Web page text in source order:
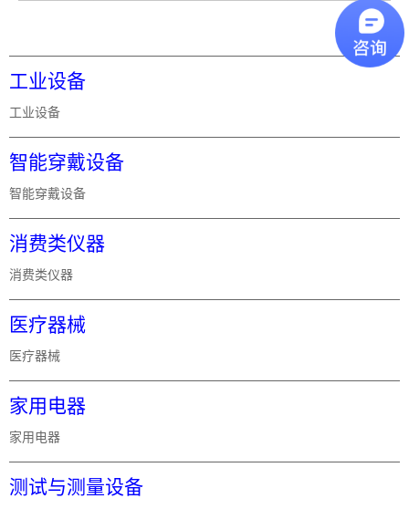
工业设备
工业设备
智能穿戴设备
智能穿戴设备
消费类仪器
消费类仪器
医疗器械
医疗器械
家用电器
家用电器
测试与测量设备